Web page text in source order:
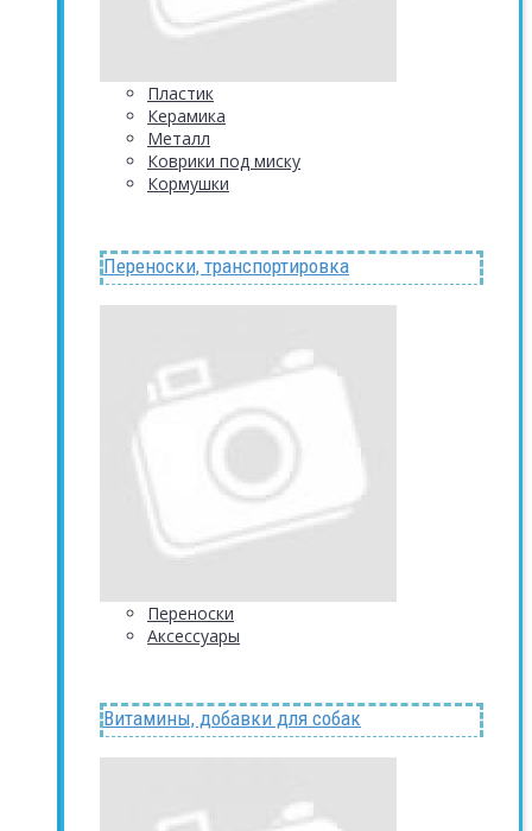
Пластик
Керамика
Металл
Коврики под миску
Кормушки
Переноски, транспортировка
Переноски
Аксессуары
Витамины, добавки для собак